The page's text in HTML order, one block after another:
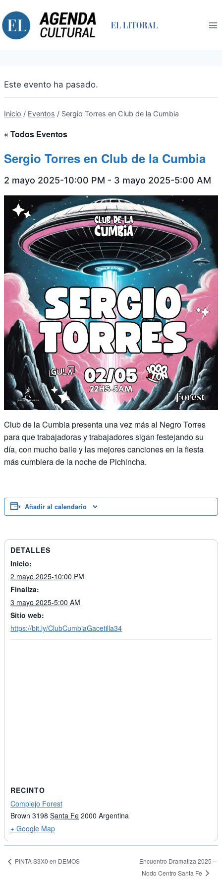
al
contenido
Este evento ha pasado.
Inicio / Eventos / Sergio Torres en Club de la Cumbia
« Todos Eventos
Sergio Torres en Club de la Cumbia
2 mayo 2025-10:00 PM - 3 mayo 2025-5:00 AM
Club de la Cumbia presenta una vez más al Negro Torres
para que trabajadoras y trabajadores sigan festejando su
día, con mucho baile y las mejores canciones en la fiesta
más cumbiera de la noche de Pichincha.
Añadir al calendario
DETALLES
Inicio:
2 mayo 2025-10:00 PM
Finaliza:
3 mayo 2025-5:00 AM
Sitio web:
https://bit.ly/ClubCumbiaGacetilla34
RECINTO
Complejo Forest
Brown 3198 Santa Fe 2000 Argentina
+ Google Map
PINTA S3X0 en DEMOS
Encuentro Dramatiza 2025 –
Nodo Centro Santa Fe